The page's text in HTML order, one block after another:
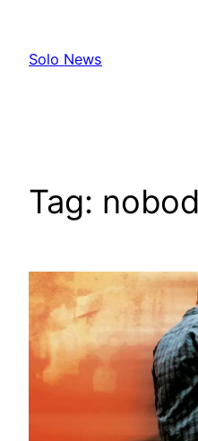
content
Solo News
Tag: